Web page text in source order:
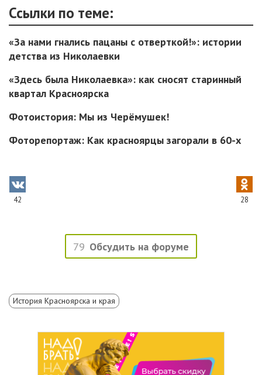
Ссылки по теме:
«За нами гнались пацаны с отверткой!»: истории
детства из Николаевки
«Здесь была Николаевка»: как сносят старинный
квартал Красноярска
Фотоистория: Мы из Черёмушек!
Фоторепортаж: Как красноярцы загорали в 60-х
42 28
79 Обсудить на форуме
История Красноярска и края